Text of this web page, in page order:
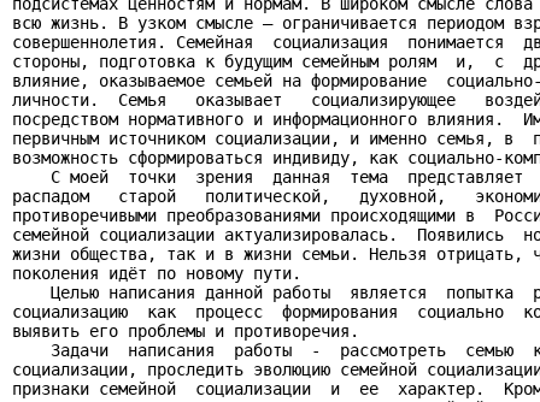
всю жизнь. В узком смысле – ограничивается периодом
совершеннолетия. Семейная  социализация  понимается
стороны, подготовка к будущим семейным ролям  и,  с
влияние, оказываемое семьей на формирование
личности.  Семья   оказывает   социализирующее
посредством нормативного и информационного влияния.
первичным источником социализации, и именно семья, в
возможность сформироваться индивиду, как социально-
С моей  точки  зрения  данная  тема  представляет
распадом   старой   политической,   духовной,
противоречивыми преобразованиями происходящими в
семейной социализации актуализировалась.  Появились
жизни общества, так и в жизни семьи. Нельзя отрицать,
поколения идёт по новому пути.
Целью написания данной работы  является  попытка
социализацию  как  процесс  формирования  социально
выявить его проблемы и противоречия.
Задачи  написания  работы  -  рассмотреть  семью
социализации, проследить эволюцию семейной
признаки семейной  социализации  и  ее  характер.